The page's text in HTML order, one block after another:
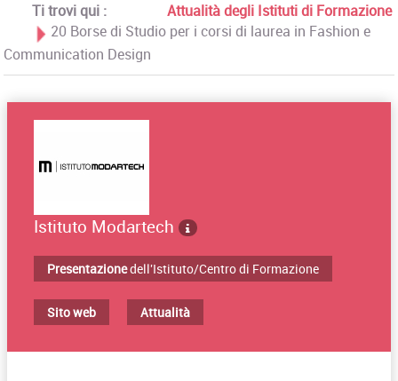
Ti trovi qui :
Attualità degli Istituti di Formazione
20 Borse di Studio per i corsi di laurea in Fashion e
Communication Design
Istituto Modartech
Presentazionedell'Istituto/Centro di Formazione
Sito web Attualità